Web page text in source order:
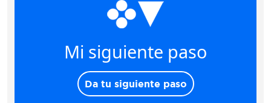
Mi siguiente paso
Da tu siguiente paso